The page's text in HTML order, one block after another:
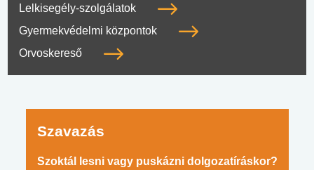
Lelkisegély-szolgálatok
Gyermekvédelmi központok
Orvoskereső
Szavazás
Szoktál lesni vagy puskázni dolgozatíráskor?